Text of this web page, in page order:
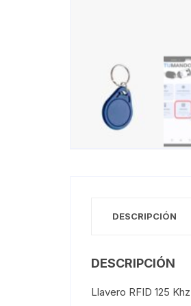
DESCRIPCIÓN
DESCRIPCIÓN
Llavero RFID 125 Khz